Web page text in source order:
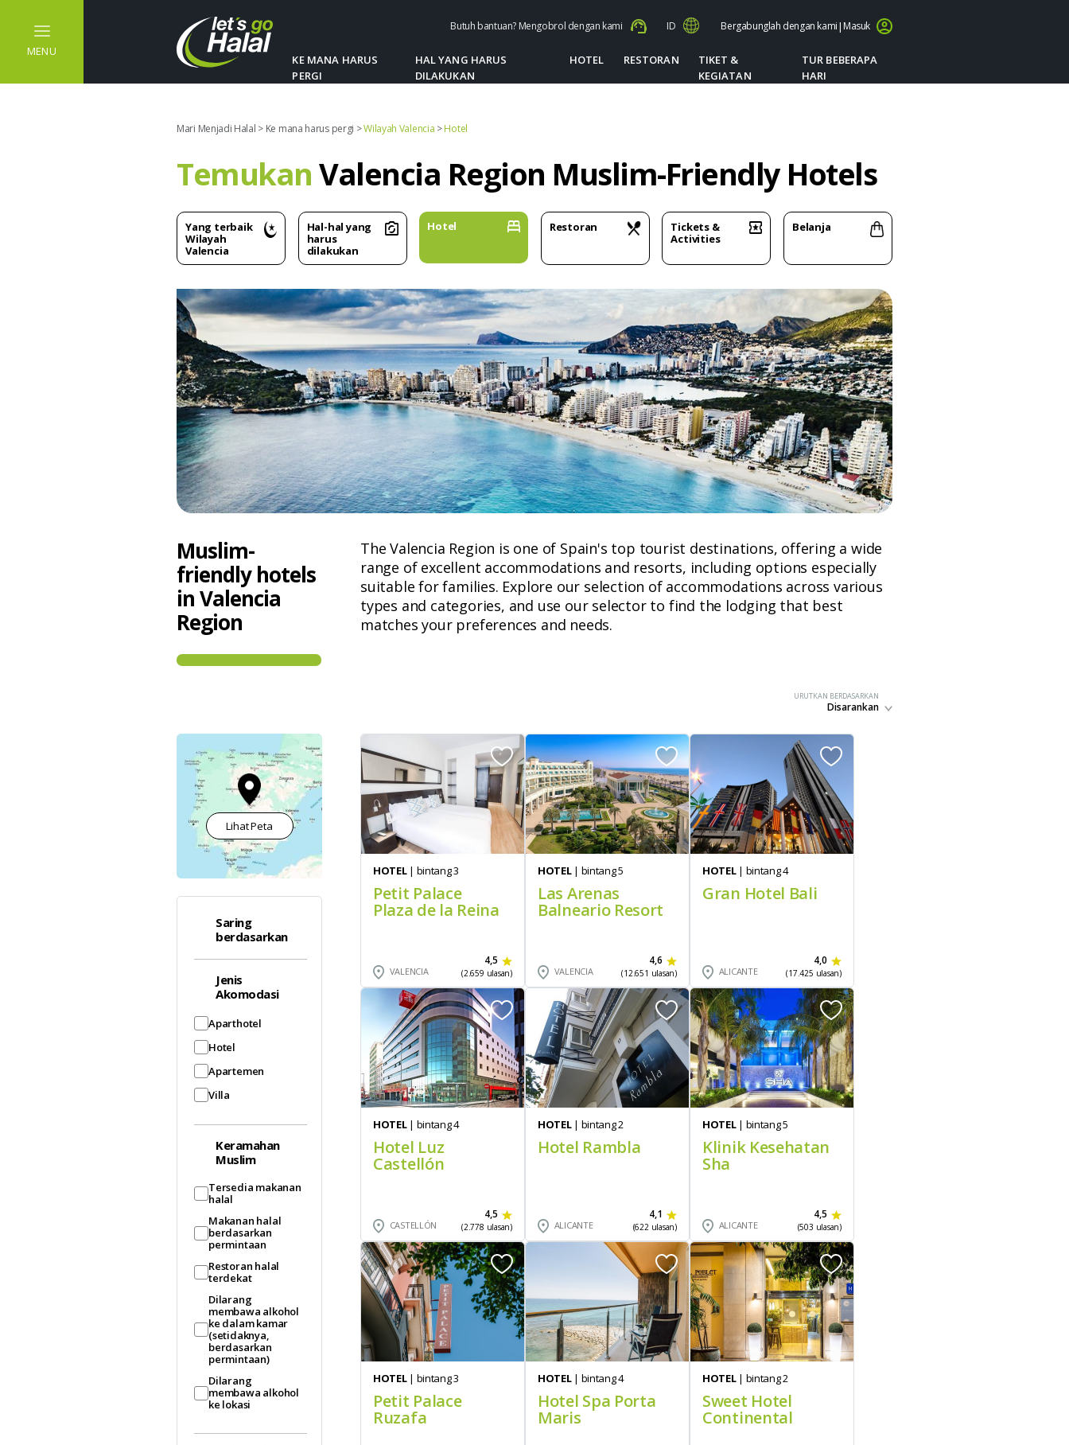
MENU
Butuh bantuan? Mengobrol dengan kami ID Bergabunglah dengan kami| Masuk
KE MANA HARUS
PERGI
HAL YANG HARUS
DILAKUKAN
HOTEL RESTORAN
TIKET &
KEGIATAN
TUR BEBERAPA
HARI
Mari Menjadi Halal > Ke mana harus pergi >Wilayah Valencia >Hotel
TemukanValencia Region Muslim-Friendly Hotels
Yang terbaik
Wilayah
Valencia
Hal-hal yang
harus
dilakukan
Hotel Restoran
Tickets &
Activities
Belanja
Muslim-
friendly hotels
in Valencia
Region
The Valencia Region is one of Spain's top tourist destinations, offering a wide
range of excellent accommodations and resorts, including options especially
suitable for families. Explore our selection of accommodations across various
types and categories, and use our selector to find the lodging that best
matches your preferences and needs.
URUTKAN BERDASARKAN
Disarankan
Lihat Peta
Saring
berdasarkan
Jenis
Akomodasi
Aparthotel
Hotel
Apartemen
Villa
Keramahan
Muslim
Tersedia makanan
halal
Makanan halal
berdasarkan
permintaan
Restoran halal
terdekat
Dilarang
membawa alkohol
ke dalam kamar
(setidaknya,
berdasarkan
permintaan)
Dilarang
membawa alkohol
ke lokasi
HOTEL| bintang 3
Petit Palace
Plaza de la Reina
VALENCIA
4,5
(2.659 ulasan)
HOTEL| bintang 5
Las Arenas
Balneario Resort
VALENCIA
4,6
(12.651 ulasan)
HOTEL| bintang 4
Gran Hotel Bali
ALICANTE
4,0
(17.425 ulasan)
HOTEL| bintang 4
Hotel Luz
Castellón
CASTELLÓN
4,5
(2.778 ulasan)
HOTEL| bintang 2
Hotel Rambla
ALICANTE
4,1
(622 ulasan)
HOTEL| bintang 5
Klinik Kesehatan
Sha
ALICANTE
4,5
(503 ulasan)
HOTEL| bintang 3
Petit Palace
Ruzafa
HOTEL| bintang 4
Hotel Spa Porta
Maris
HOTEL| bintang 2
Sweet Hotel
Continental